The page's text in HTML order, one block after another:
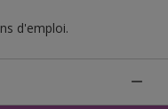
d'emploi.